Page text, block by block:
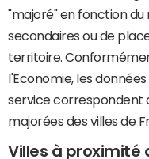
"majoré" en fonction
secondaires ou de
territoire.
l'Economie, les
service correspondent
majorées des villes de
Villes à proximité